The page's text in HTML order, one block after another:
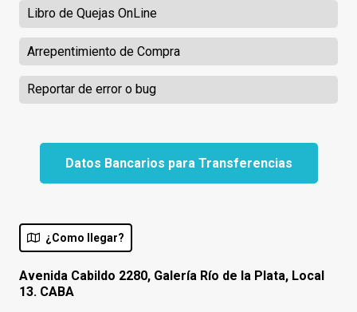
Libro de Quejas OnLine
Arrepentimiento de Compra
Reportar de error o bug
Datos Bancarios para Transferencias
¿Como llegar?
Avenida Cabildo 2280, Galería Río de la Plata, Local
13. CABA